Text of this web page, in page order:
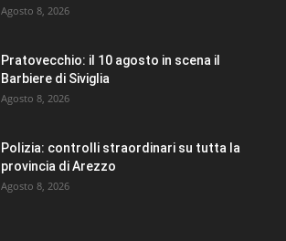
Agosto 8, 2026
Pratovecchio: il 10 agosto in scena il
Barbiere di Siviglia
Agosto 8, 2026
Polizia: controlli straordinari su tutta la
provincia di Arezzo
Agosto 8, 2026